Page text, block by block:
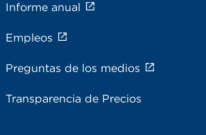
Informe anual
Empleos
Preguntas de los medios
Transparencia de Precios